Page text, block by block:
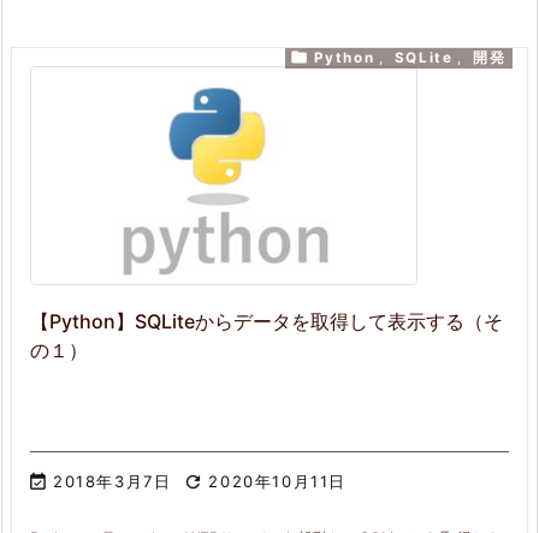
【Python】SQLiteからデータを取得して表示する（そ
の１）
 2018年3月7日  2020年10月11日
 Python , SQLite , 開発